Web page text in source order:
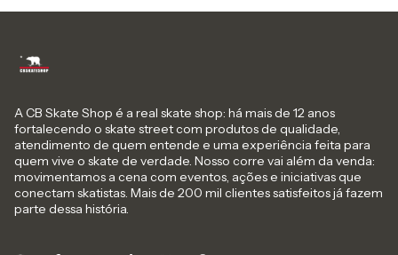
A CB Skate Shop é a real skate shop: há mais de 12 anos
fortalecendo o skate street com produtos de qualidade,
atendimento de quem entende e uma experiência feita para
quem vive o skate de verdade. Nosso corre vai além da venda:
movimentamos a cena com eventos, ações e iniciativas que
conectam skatistas. Mais de 200 mil clientes satisfeitos já fazem
parte dessa história.